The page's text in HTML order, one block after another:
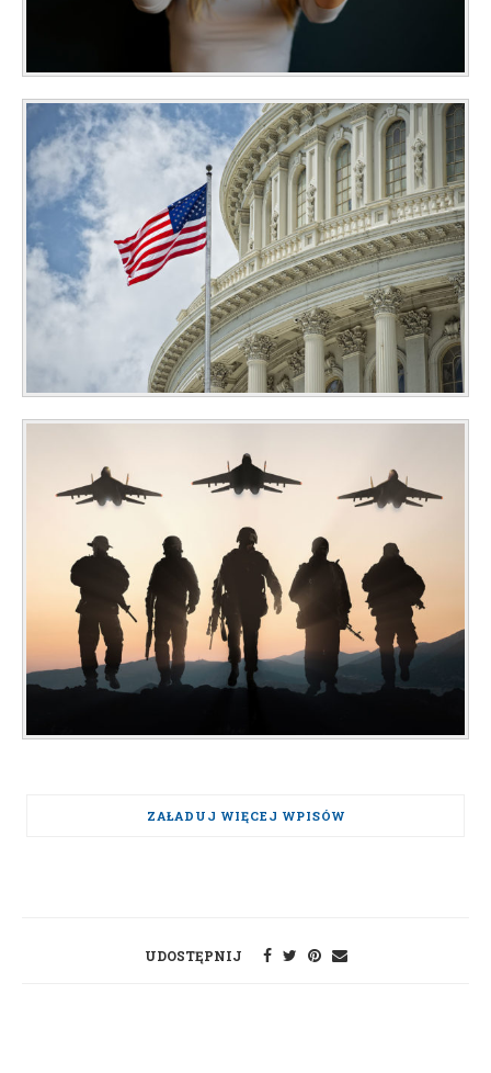
ZAŁADUJ WIĘCEJ WPISÓW
UDOSTĘPNIJ